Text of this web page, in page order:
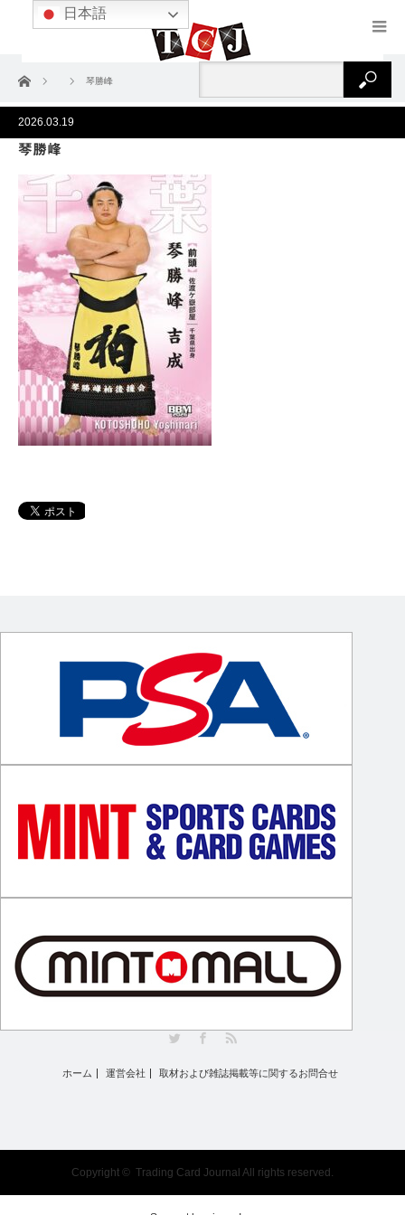
ホーム 琴勝峰
2026.03.19
琴勝峰
ホーム 運営会社 取材および雑誌掲載等に関するお問合せ
Copyright © Trading Card Journal All rights reserved.
日本語